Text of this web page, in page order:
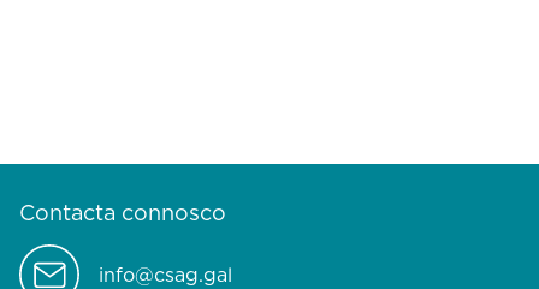
Contacta connosco
info@csag.gal